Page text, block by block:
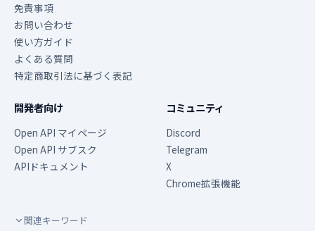
免責事項
お問い合わせ
使い方ガイド
よくある質問
特定商取引法に基づく表記
開発者向け
Open API マイページ
Open API サブスク
APIドキュメント
コミュニティ
Discord
Telegram
X
Chrome拡張機能
関連キーワード